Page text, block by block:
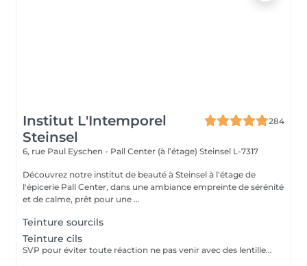
Institut L'Intemporel
Steinsel
284
6, rue Paul Eyschen - Pall Center (à l’étage) Steinsel L-7317
Découvrez notre institut de beauté à Steinsel à l'étage de
l'épicerie Pall Center, dans une ambiance empreinte de sérénité
et de calme, prêt pour une ...
Teinture sourcils
Teinture cils
SVP pour éviter toute réaction ne pas venir avec des lentilles de contact ou prévoir le nécessaire pour les retirer avant la prestation